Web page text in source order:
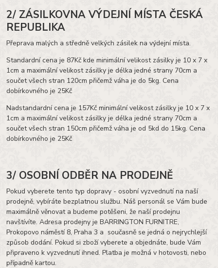
2/ ZÁSILKOVNA VÝDEJNÍ MÍSTA ČESKÁ
REPUBLIKA
Přeprava malých a středně velkých zásilek na výdejní místa.
Standardní cena je 87Kč kde minimální velikost zásilky je 10 x 7 x
1cm a maximální velikost zásilky je délka jedné strany 70cm a
součet všech stran 120cm přičemž váha je do 5kg. Cena
dobírkovného je 25Kč
Nadstandardní cena je 157Kč minimální velikost zásilky je 10 x 7 x
1cm a maximální velikost zásilky je délka jedné strany 70cm a
součet všech stran 150cm přičemž váha je od 5kd do 15kg. Cena
dobírkovného je 25Kč
3/ OSOBNÍ ODBĚR NA PRODEJNĚ
Pokud vyberete tento typ dopravy - osobní vyzvednutí na naší
prodejně, vybíráte bezplatnou službu. Náš personál se Vám bude
maximálně věnovat a budeme potěšeni, že naší prodejnu
navštívíte. Adresa prodejny je BARRINGTON FURNITRE,
Prokopovo náměstí 8, Praha 3 a současně se jedná o nejrychlejší
způsob dodání. Pokud si zboží vyberete a objednáte, bude Vám
připraveno k vyzvednutí ihned. Platba je možná v hotovosti, nebo
případně kartou.